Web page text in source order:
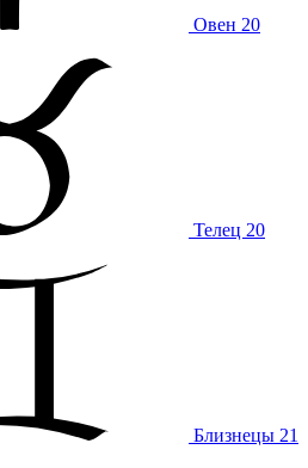
Овен 20
Телец 20
Близнецы 21